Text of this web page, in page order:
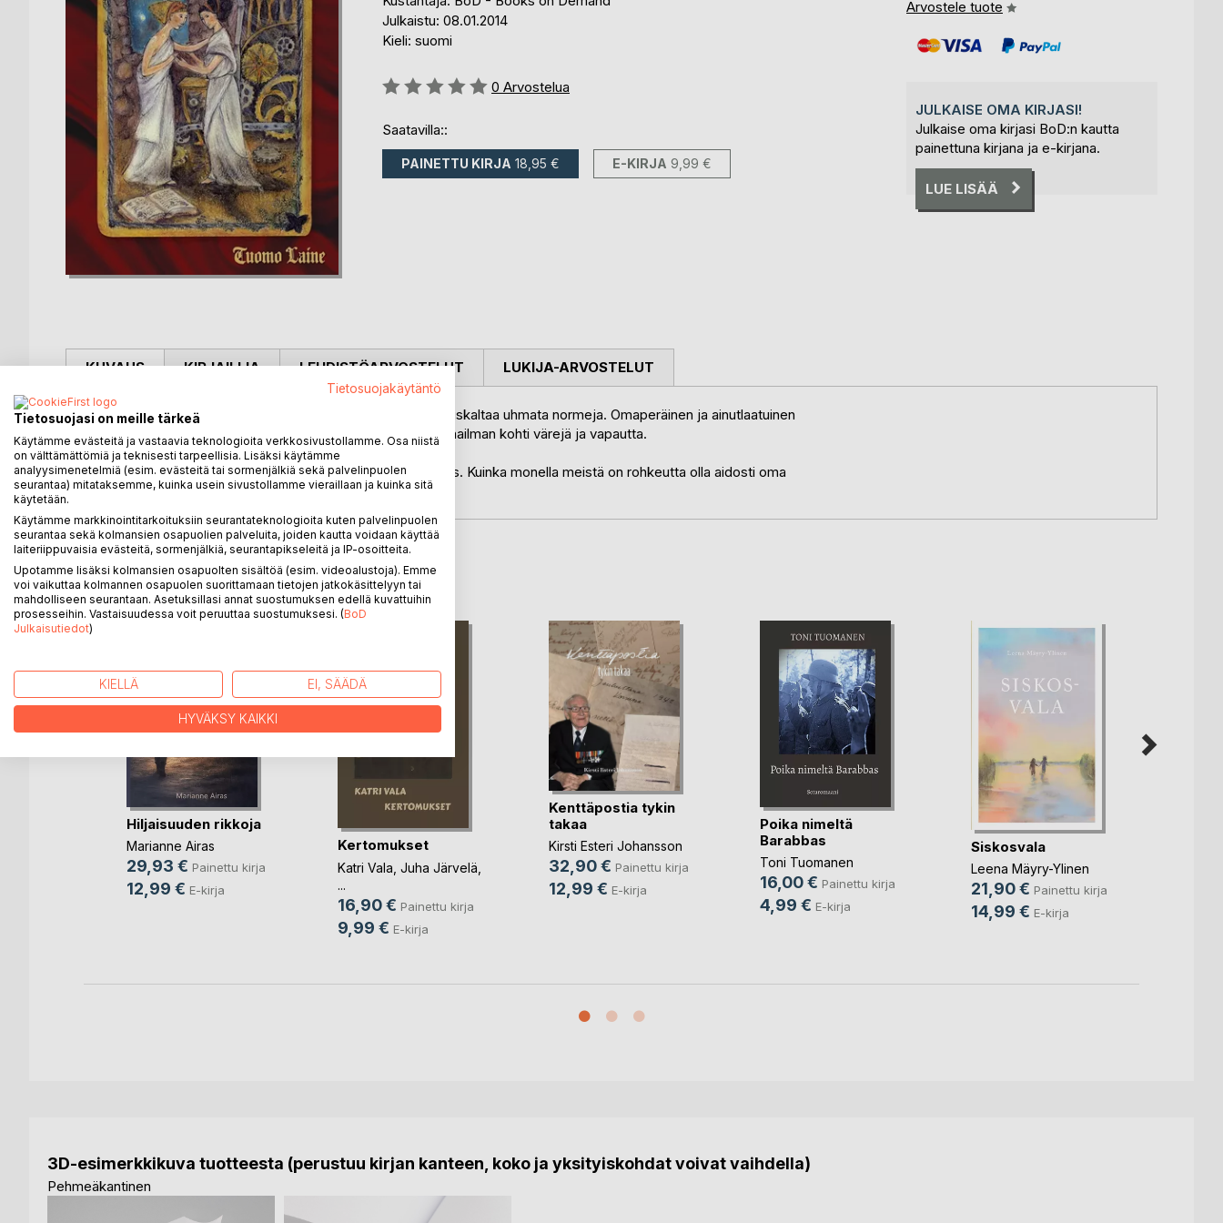
Julkaistu: 08.01.2014
Kieli: suomi
Arvostelu::
0 Arvostelua
Saatavilla::
PAINETTU KIRJA 18,95 € E-KIRJA 9,99 €
Arvostele tuote
JULKAISE OMA KIRJASI!
Julkaise oma kirjasi BoD:n kautta
painettuna kirjana ja e-kirjana.
LUE LISÄÄ
KUVAUS
Tremennen naiset on satumainen fantasiakertomus, joka uskaltaa uhmata normeja. Omaperäinen ja ainutlaatuinen
lukukokemus ravistelee lukijaa halki harmaan houreisen maailman kohti värejä ja vapautta.
Yksi Tremennen naisten kantavia teemoja on ulkopuolisuus. Kuinka monella meistä on rohkeutta olla aidosti oma
itsensä?
KIRJAILIJA LEHDISTÖARVOSTELUT LUKIJA-ARVOSTELUT
LISÄÄ KIRJOJA BoD:LLA
Hiljaisuuden rikkoja
Marianne Airas
29,93 € Painettu kirja
12,99 € E-kirja
Kertomukset
Katri Vala Juha Järvelä
...
16,90 € Painettu kirja
9,99 € E-kirja
Kenttäpostia tykin
takaa
Kirsti Esteri Johansson
32,90 € Painettu kirja
12,99 € E-kirja
Poika nimeltä
Barabbas
Toni Tuomanen
16,00 € Painettu kirja
4,99 € E-kirja
Siskosvala
Leena Mäyry-Ylinen
21,90 € Painettu kirja
14,99 € E-kirja
3D-esimerkkikuva tuotteesta (perustuu kirjan kanteen, koko ja yksityiskohdat voivat vaihdella)
Pehmeäkantinen
Tietosuojakäytäntö
Tietosuojasi on meille tärkeä
Käytämme evästeitä ja vastaavia teknologioita verkkosivustollamme. Osa niistä
on välttämättömiä ja teknisesti tarpeellisia. Lisäksi käytämme
analyysimenetelmiä (esim. evästeitä tai sormenjälkiä sekä palvelinpuolen
seurantaa) mitataksemme, kuinka usein sivustollamme vieraillaan ja kuinka sitä
käytetään.
Käytämme markkinointitarkoituksiin seurantateknologioita kuten palvelinpuolen
seurantaa sekä kolmansien osapuolien palveluita, joiden kautta voidaan käyttää
laiteriippuvaisia evästeitä, sormenjälkiä, seurantapikseleitä ja IP-osoitteita.
Upotamme lisäksi kolmansien osapuolten sisältöä (esim. videoalustoja). Emme
voi vaikuttaa kolmannen osapuolen suorittamaan tietojen jatkokäsittelyyn tai
mahdolliseen seurantaan. Asetuksillasi annat suostumuksen edellä kuvattuihin
prosesseihin. Vastaisuudessa voit peruuttaa suostumuksesi. (BoD
Julkaisutiedot)
KIELLÄ EI, SÄÄDÄ
HYVÄKSY KAIKKI